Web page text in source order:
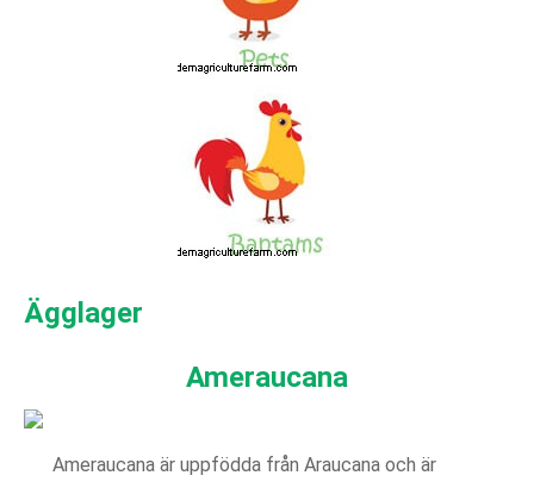
Ägglager
Ameraucana
Ameraucana är uppfödda från Araucana och är